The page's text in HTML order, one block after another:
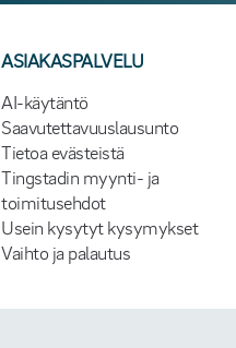
ASIAKASPALVELU
AI-käytäntö
Saavutettavuuslausunto
Tietoa evästeistä
Tingstadin myynti- ja
toimitusehdot
Usein kysytyt kysymykset
Vaihto ja palautus